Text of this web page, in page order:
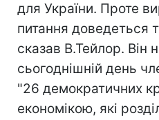
для України. Проте
питання доведеться
сказав В.Тейлор. Він
сьогоднішній день
"26 демократичних
економікою, які